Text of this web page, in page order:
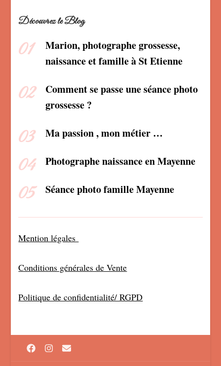
Découvrez le Blog
Marion, photographe grossesse,
naissance et famille à St Etienne
Comment se passe une séance photo
grossesse ?
Ma passion , mon métier …
Photographe naissance en Mayenne
Séance photo famille Mayenne
Mention légales
Conditions générales de Vente
Politique de confidentialité/ RGPD